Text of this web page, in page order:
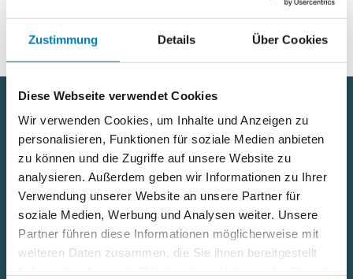
Zustimmung Details Über Cookies
Diese Webseite verwendet Cookies
Wir verwenden Cookies, um Inhalte und Anzeigen zu
personalisieren, Funktionen für soziale Medien anbieten
zu können und die Zugriffe auf unsere Website zu
analysieren. Außerdem geben wir Informationen zu Ihrer
Verwendung unserer Website an unsere Partner für
soziale Medien, Werbung und Analysen weiter. Unsere
Partner führen diese Informationen möglicherweise mit
weiteren Daten zusammen, die Sie ihnen bereitgestellt
Nützliche Links
Kontakt
Karriere
Datenschutz